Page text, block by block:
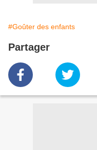
#Goûter des enfants
Partager